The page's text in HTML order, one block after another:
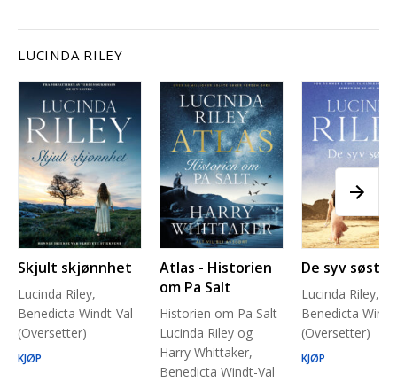
LUCINDA RILEY
Skjult skjønnhet
Lucinda Riley,
Benedicta Windt-Val
(Oversetter)
KJØP
Atlas - Historien
om Pa Salt
Historien om Pa Salt
Lucinda Riley og
Harry Whittaker,
Benedicta Windt-Val
De syv søstre
Lucinda Riley,
Benedicta
(Oversetter)
KJØP